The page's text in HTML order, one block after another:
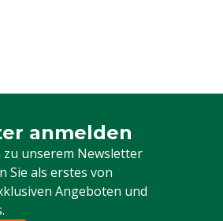
anmelden
zu unserem Newsletter
Sie als erstes von
Angeboten und
für unseren Newsletter